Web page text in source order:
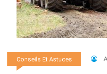
Conseils Et Astuces